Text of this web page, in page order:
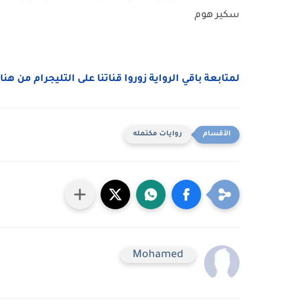
سكير هوم
لمتابعة باقي الرواية زوروا قناتنا على التليجرام من هنا
روايات مكتمله
Mohamed